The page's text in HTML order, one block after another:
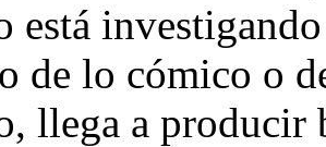
está
de lo cómico o
llega a producir